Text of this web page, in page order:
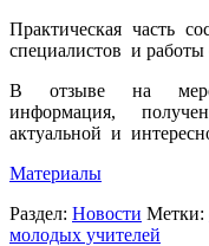
Практическая часть
специалистов и
В отзыве на
информация,
актуальной и
Материалы
Раздел: Новости Метки:
молодых учителей